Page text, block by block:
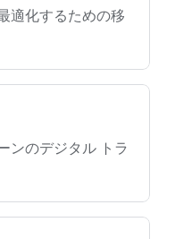
適化するための移
ンのデジタル トラ